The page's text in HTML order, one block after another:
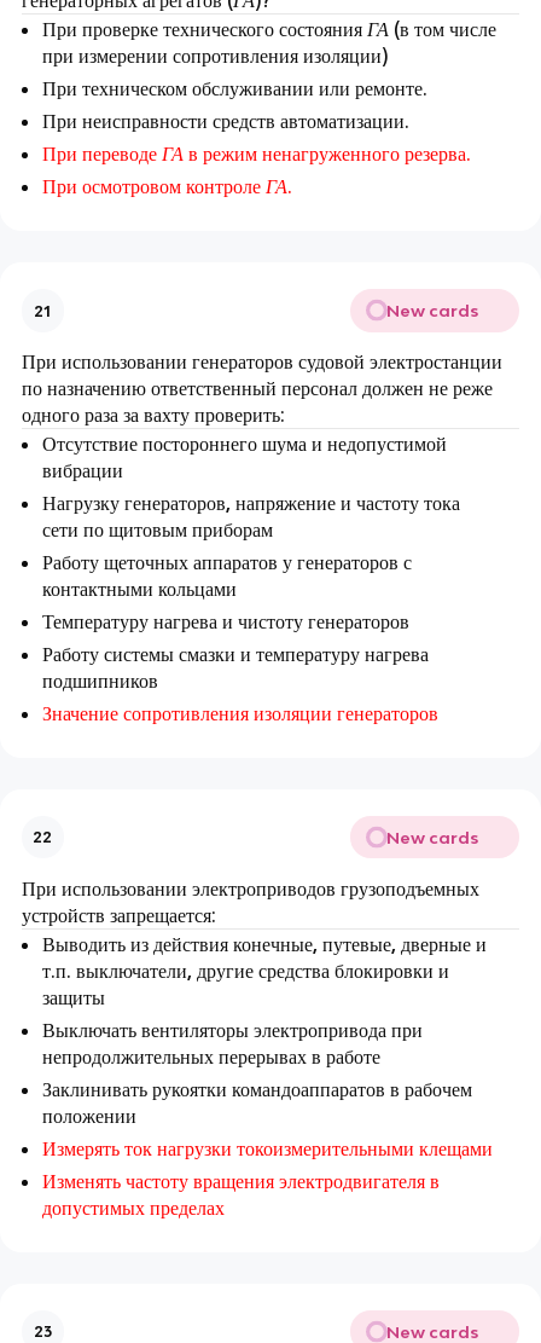
При проверке технического состоянияГА (в том числе
при измерении сопротивления изоляции)
При техническом обслуживании или ремонте.
При неисправности средств автоматизации.
При переводеГА в режим ненагруженного резерва.
При осмотровом контролеГА.
21 New cards
При использовании генераторов судовой электростанции
по назначению ответственный персонал должен не реже
одного раза за вахту проверить:
Отсутствие постороннего шума и недопустимой
вибрации
Нагрузку генераторов, напряжение и частоту тока
сети по щитовым приборам
Работу щеточных аппаратов у генераторов с
контактными кольцами
Температуру нагрева и чистоту генераторов
Работу системы смазки и температуру нагрева
подшипников
Значение сопротивления изоляции генераторов
22 New cards
При использовании электроприводов грузоподъемных
устройств запрещается:
Выводить из действия конечные, путевые, дверные и
т.п. выключатели, другие средства блокировки и
защиты
Выключать вентиляторы электропривода при
непродолжительных перерывах в работе
Заклинивать рукоятки командоаппаратов в рабочем
положении
Измерять ток нагрузки токоизмерительными клещами
Изменять частоту вращения электродвигателя в
допустимых пределах
23 New cards